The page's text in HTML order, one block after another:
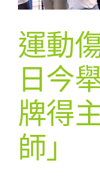
運動
日今
牌得
師」